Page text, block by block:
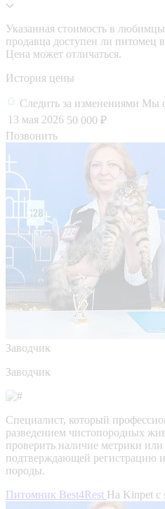
Указанная стоимость в
продавца доступен ли питомец
Цена может отличаться.
История цены
Следить за изменениями Мы
13 мая 2026 50 000 ₽
Позвонить
Заводчик
Заводчик
Специалист, который
разведением чистопородных
проверить наличие метрики
подтверждающей регистрацию и
породы.
Питомник Best4Rest На Kinpet c